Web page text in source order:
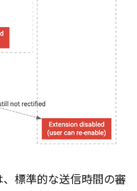
標準的な送信時間の審